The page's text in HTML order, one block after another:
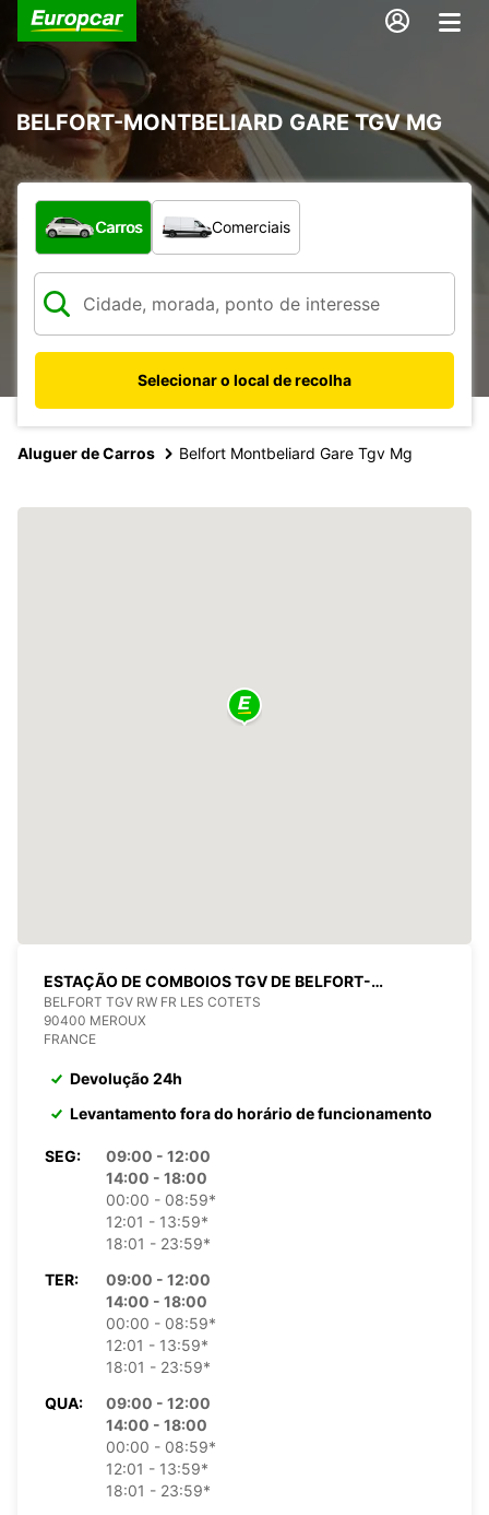
BELFORT-MONTBELIARD GARE TGV MG
Que tipo de veículo pretende?
Carros Comerciais
Selecionar o local de recolha
Aluguer de Carros Belfort Montbeliard Gare Tgv Mg
ESTAÇÃO DE COMBOIOS TGV DE BELFORT-
MONTBELIARD
BELFORT TGV RW FR LES COTETS
90400 MEROUX
FRANCE
Devolução 24h
Levantamento fora do horário de funcionamento
SEG:
09:00 - 12:00
14:00 - 18:00
00:00 - 08:59*
12:01 - 13:59*
18:01 - 23:59*
TER:
09:00 - 12:00
14:00 - 18:00
00:00 - 08:59*
12:01 - 13:59*
18:01 - 23:59*
QUA:
09:00 - 12:00
14:00 - 18:00
00:00 - 08:59*
12:01 - 13:59*
18:01 - 23:59*